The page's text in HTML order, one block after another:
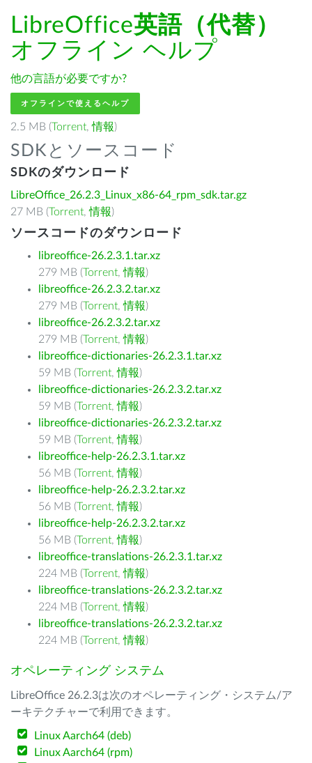
LibreOffice英語（代替）
オフライン ヘルプ
他の言語が必要ですか?
オフラインで使えるヘルプ
2.5 MB (Torrent,情報)
SDKとソースコード
SDKのダウンロード
LibreOffice_26.2.3_Linux_x86-64_rpm_sdk.tar.gz
27 MB (Torrent,情報)
ソースコードのダウンロード
libreoffice-26.2.3.1.tar.xz
279 MB (Torrent,情報)
libreoffice-26.2.3.2.tar.xz
279 MB (Torrent,情報)
libreoffice-26.2.3.2.tar.xz
279 MB (Torrent,情報)
libreoffice-dictionaries-26.2.3.1.tar.xz
59 MB (Torrent,情報)
libreoffice-dictionaries-26.2.3.2.tar.xz
59 MB (Torrent,情報)
libreoffice-dictionaries-26.2.3.2.tar.xz
59 MB (Torrent,情報)
libreoffice-help-26.2.3.1.tar.xz
56 MB (Torrent,情報)
libreoffice-help-26.2.3.2.tar.xz
56 MB (Torrent,情報)
libreoffice-help-26.2.3.2.tar.xz
56 MB (Torrent,情報)
libreoffice-translations-26.2.3.1.tar.xz
224 MB (Torrent,情報)
libreoffice-translations-26.2.3.2.tar.xz
224 MB (Torrent,情報)
libreoffice-translations-26.2.3.2.tar.xz
224 MB (Torrent,情報)
オペレーティング システム
LibreOffice 26.2.3は次のオペレーティング・システム/ア
ーキテクチャーで利用できます。
Linux Aarch64 (deb)
Linux Aarch64 (rpm)